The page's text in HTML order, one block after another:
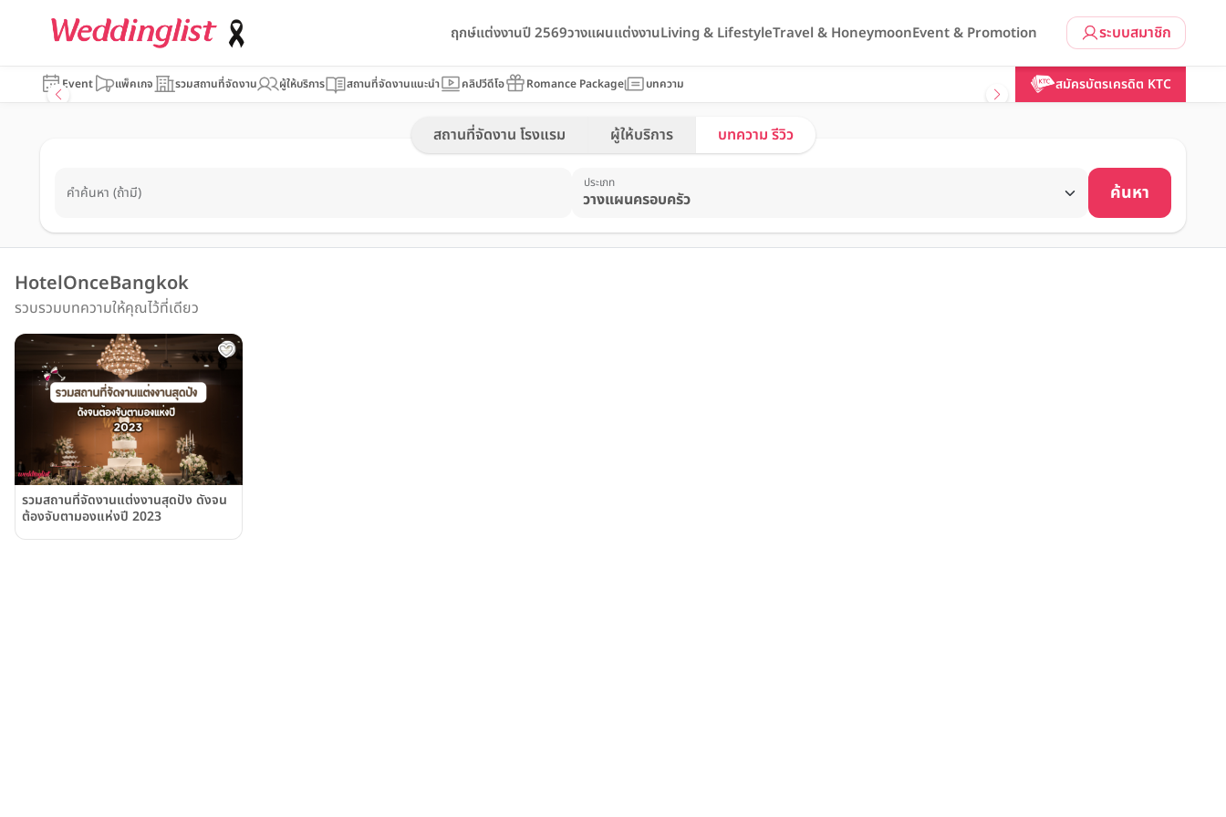
ระบบสมาชิก
ฤกษ์แต่งงานปี 2569วางแผนแต่งงานLiving & LifestyleTravel & HoneymoonEvent & Promotion
Event แพ็คเกจ รวมสถานที่จัดงาน ผู้ให้บริการ สถานที่จัดงานแนะนำ คลิปวีดีโอ Romance Package บทความ สมัครบัตรเครดิต KTC
สถานที่จัดงาน โรงแรม ผู้ให้บริการ บทความ รีวิว
คำค้นหา (ถ้ามี)
ประเภท ค้นหา
HotelOnceBangkok
รวบรวมบทความให้คุณไว้ที่เดียว
รวมสถานที่จัดงานแต่งงานสุดปัง ดังจน
ต้องจับตามองแห่งปี 2023